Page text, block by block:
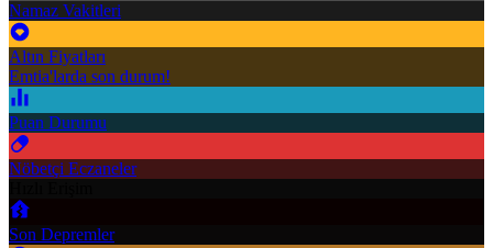
Namaz Vakitleri
Altın Fiyatları
Emtia'larda son durum!
Puan Durumu
Nöbetçi Eczaneler
Son Depremler